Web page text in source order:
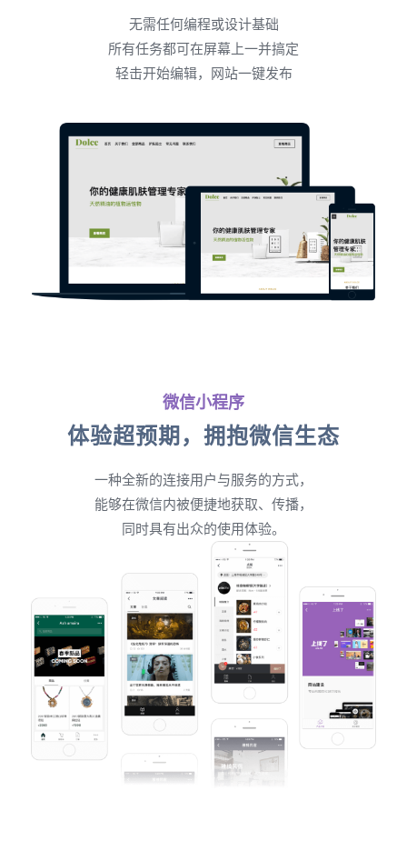
无需任何编程或设计基础
所有任务都可在屏幕上一并搞定
轻击开始编辑，网站一键发布
微信小程序
体验超预期，拥抱微信生态
一种全新的连接用户与服务的方式，
能够在微信内被便捷地获取、传播，
同时具有出众的使用体验。